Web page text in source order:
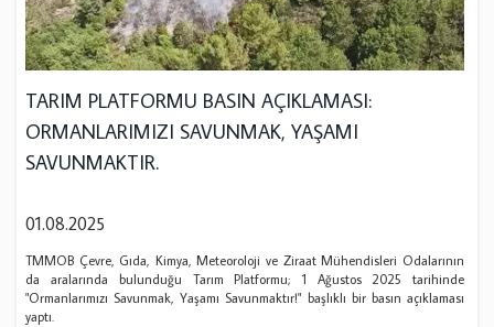
TARIM PLATFORMU BASIN AÇIKLAMASI:
ORMANLARIMIZI SAVUNMAK, YAŞAMI
SAVUNMAKTIR.
01.08.2025
TMMOB Çevre, Gıda, Kimya, Meteoroloji ve Ziraat Mühendisleri Odalarının
da aralarında bulunduğu Tarım Platformu; 1 Ağustos 2025 tarihinde
"Ormanlarımızı Savunmak, Yaşamı Savunmaktır!" başlıklı bir basın açıklaması
yaptı.